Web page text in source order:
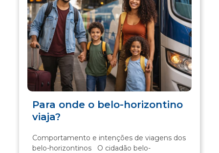
Para onde o belo-horizontino
viaja?
Comportamento e intenções de viagens dos
belo-horizontinos O cidadão belo-